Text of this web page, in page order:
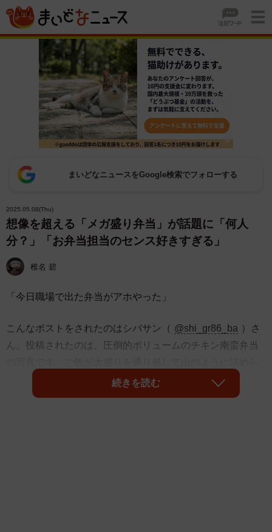
まいどなニュースをGoogle検索でフォローする
2025.05.08(Thu)
想像を超える「メガ盛り弁当」が話題に「何人
分？」「お弁当担当のセンス好きすぎる」
椎名 碧
「今日職場で出た弁当がアホやった」
こんなポストをされたのはシバサン（ @shi_gr86_ba ）さ
ん。投稿されたのは、圧倒的ボリュームのチキン南蛮弁当
れ、上にはチキン南蛮がぎっしり12個も。容器のフタも閉
まりそうにない圧巻のサイズ感がX上で注目を集めました。
続きを読む